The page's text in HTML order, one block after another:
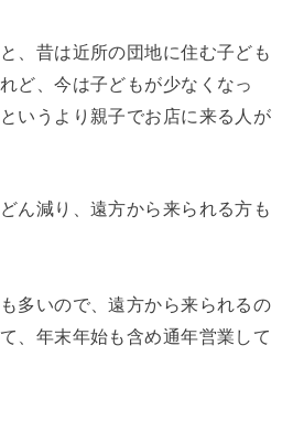
、昔は近所の団地に住む子ども
ど、今は子どもが少なくなっ
いうより親子でお店に来る人が
ん減り、遠方から来られる方も
多いので、遠方から来られるの
、年末年始も含め通年営業して